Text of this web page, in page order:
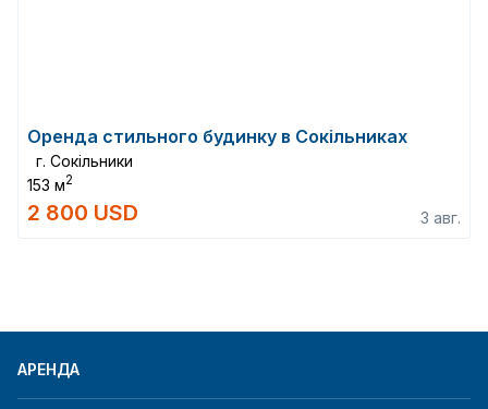
Оренда стильного будинку в Сокільниках
г. Сокільники
153 м2
2 800 USD 3 авг.
АРЕНДА